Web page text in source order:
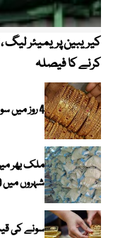
کرنے کا فیصلہ
4 روز میں سونے کی قیمت میں بڑا اضافہ
ملک بھر
شہروں میں 20 کلو تھیلا 100 روپے تک مہنگا
سونے کی